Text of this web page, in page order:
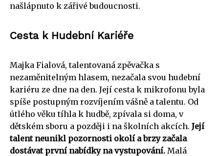
našlápnuto k zářivé budoucnosti.
Cesta k Hudební Kariéře
Majka Fialová, talentovaná zpěvačka s
nezaměnitelným hlasem, nezačala svou hudební
kariéru ze dne na den. Její cesta k mikrofonu byla
spíše postupným rozvíjením vášně a talentu. Od
útlého věku tíhla k hudbě, zpívala si doma, v
dětském sboru a později i na školních akcích. Její
talent neunikl pozornosti okolí a brzy začala
dostávat první nabídky na vystupování. Malá